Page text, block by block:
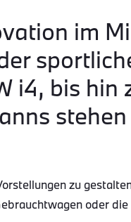
im
i4, bis hin
zu
oder